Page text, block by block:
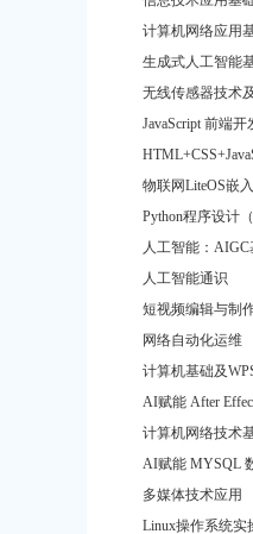
计算机网络应用
生成式人工智能
无线传感器技术
JavaScript 前端开
物联网LiteOS嵌
Python程序设计（
人工智能：
人工智能通识
短视频编辑与制
网络自动化运维
计算机基础及
AI赋能 After
计算机网络技术
AI赋能 MYSQL
多媒体技术应用
Linux操作系统实